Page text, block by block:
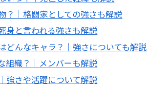
？｜格闘家としての強さも解説
身と言われる強さも解説
どんなキャラ？｜強さについても解説
組織？｜メンバーも解説
強さや活躍について解説